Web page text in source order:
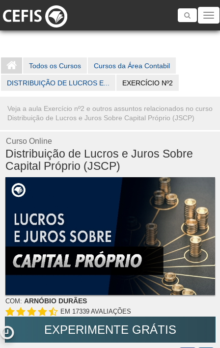
Toggle
Todos os Cursos Cursos da Área Contabil
DISTRIBUIÇÃO DE LUCROS E... EXERCÍCIO Nº2
Veja a aula Exercício nº2 e outros assuntos relacionados no curso
Distribuição de Lucros e Juros Sobre Capital Próprio (JSCP)
Curso Online
Distribuição de Lucros e Juros Sobre
Capital Próprio (JSCP)
COM: ARNÓBIO DURÃES
EM 17339 AVALIAÇÕES
EXPERIMENTE GRÁTIS